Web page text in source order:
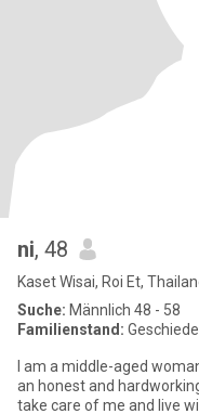
ni, 48
Kaset Wisai, Roi Et,
Suche: Männlich 48 - 58
Familienstand:
I am a middle-aged
an honest and
take care of me and live with me.I don't